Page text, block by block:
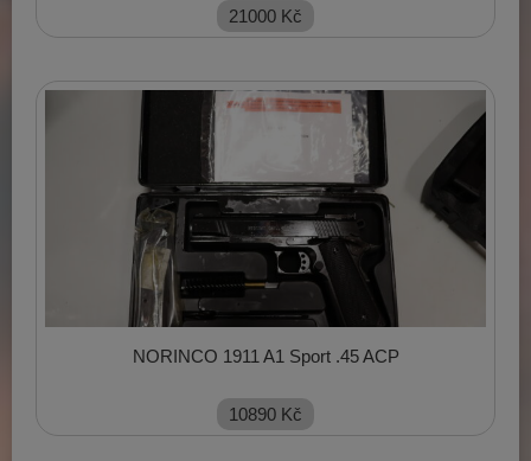
21000 Kč
NORINCO 1911 A1 Sport .45 ACP
10890 Kč